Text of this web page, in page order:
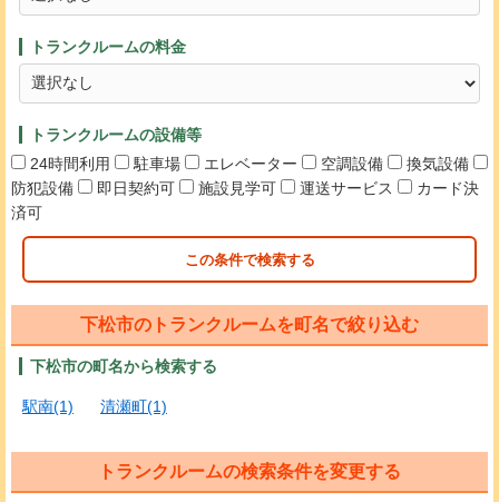
トランクルームの料金
トランクルームの設備等
24時間利用
駐車場 エレベーター 空調設備
換気設備
防犯設備
即日契約可 施設見学可 運送サービス
カード決
済可
この条件で検索する
下松市のトランクルームを町名で絞り込む
下松市の町名から検索する
駅南(1) 清瀬町(1)
トランクルームの検索条件を変更する